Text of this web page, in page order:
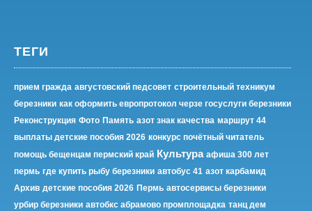
ТЕГИ
прием гражда августовский педсовет строительный техникум
березники как оформить европротокол черзе госуслуги березники
Реконструкция Фото Память азот знак качества маршрут 44
выплаты детские пособия 2026 конкурс почётный читатель
помощь бещенцам пермский край Культура афиша 300 лет
пермь где купить рыбу березники автобус 41 азот карбамид
Архив детские пособия 2026 Пермь автосервисы березники
урбир березники автобкс абрамово промплощадка танц дем